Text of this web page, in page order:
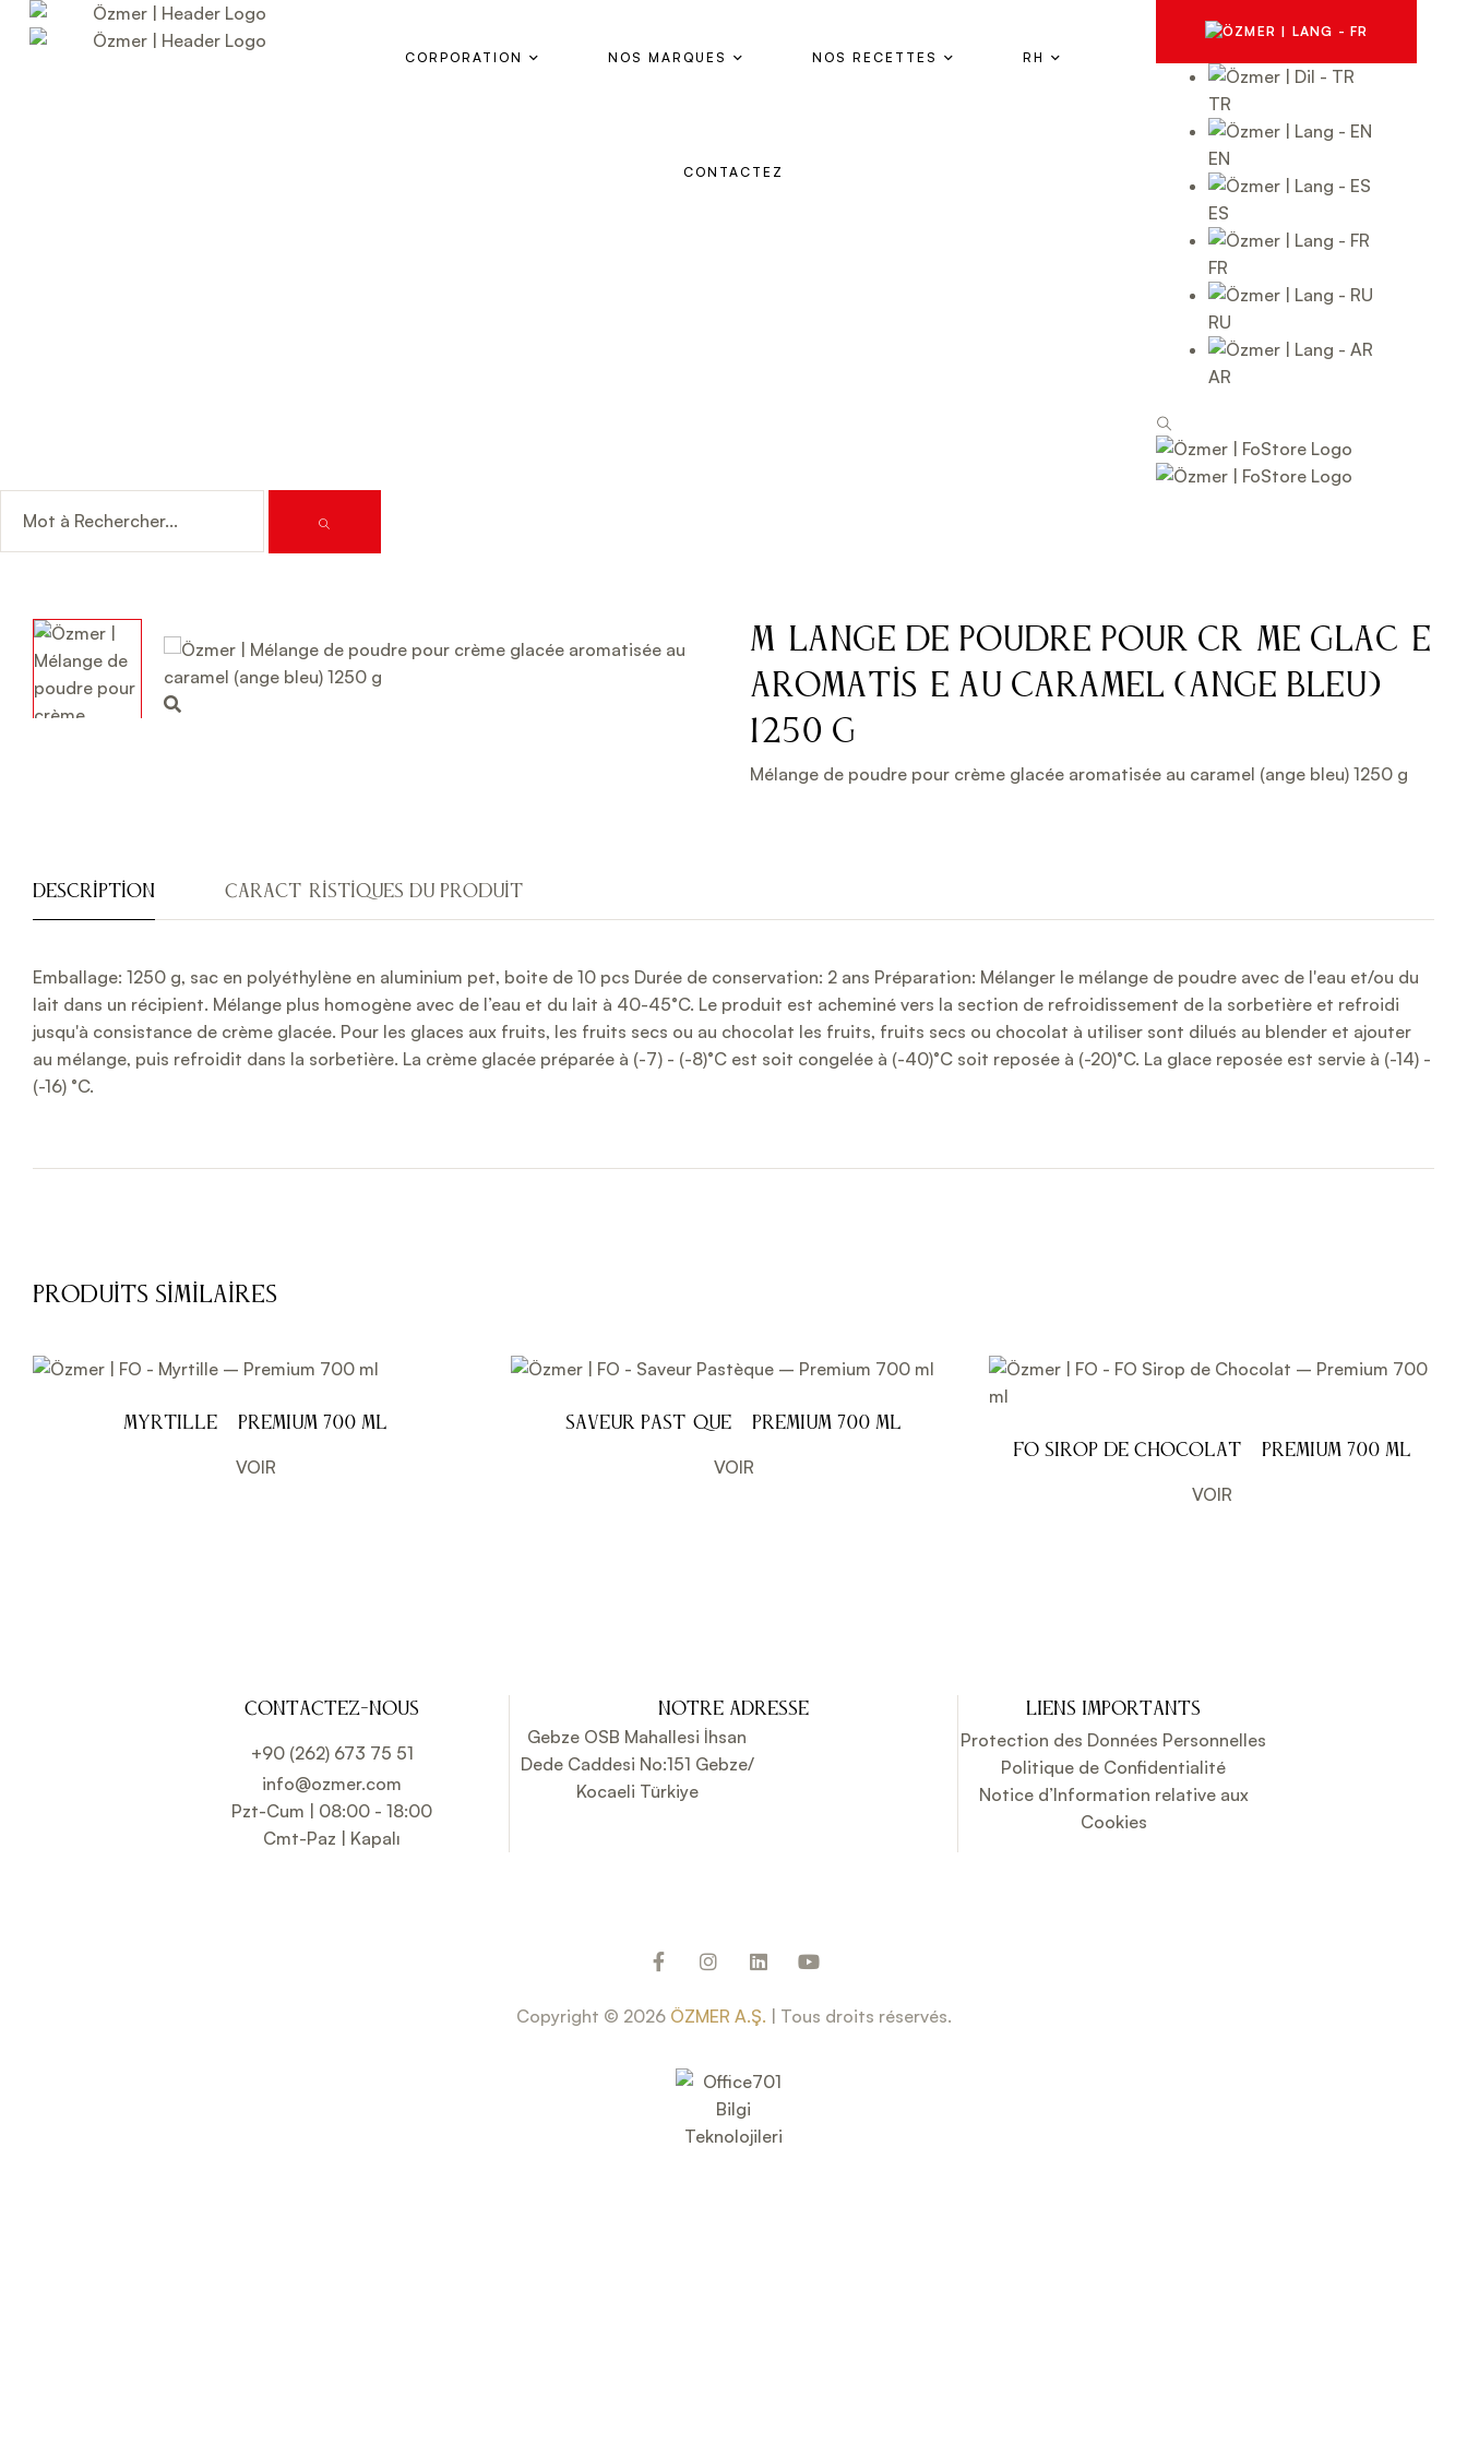
CORPORATION NOS MARQUES NOS RECETTES RH
CONTACTEZ
TR
EN
ES
FR
RU
AR
Mélange de poudre pour crème glacée
aromatisée au caramel (ange bleu)
1250 g
Mélange de poudre pour crème glacée aromatisée au caramel (ange bleu) 1250 g
Description Caractéristiques Du Produit
Emballage: 1250 g, sac en polyéthylène en aluminium pet, boite de 10 pcs Durée de conservation: 2 ans Préparation: Mélanger le mélange de poudre avec de l'eau et/ou du
lait dans un récipient. Mélange plus homogène avec de l’eau et du lait à 40-45°C. Le produit est acheminé vers la section de refroidissement de la sorbetière et refroidi
jusqu'à consistance de crème glacée. Pour les glaces aux fruits, les fruits secs ou au chocolat les fruits, fruits secs ou chocolat à utiliser sont dilués au blender et ajouter
au mélange, puis refroidit dans la sorbetière. La crème glacée préparée à (-7) - (-8)°C est soit congelée à (-40)°C soit reposée à (-20)°C. La glace reposée est servie à (-14) -
(-16) °C.
Produits Similaires
Myrtille – Premium 700 ml
VOIR
Saveur Pastèque – Premium 700 ml
VOIR
FO Sirop de Chocolat – Premium 700 ml
VOIR
CONTACTEZ-NOUS
+90 (262) 673 75 51
info@ozmer.com
Pzt-Cum | 08:00 - 18:00
Cmt-Paz | Kapalı
NOTRE ADRESSE
Gebze OSB Mahallesi İhsan
Dede Caddesi No:151 Gebze/
Kocaeli Türkiye
LIENS IMPORTANTS
Protection des Données Personnelles
Politique de Confidentialité
Notice d’Information relative aux
Cookies
Copyright © 2026 ÖZMER A.Ş. | Tous droits réservés.